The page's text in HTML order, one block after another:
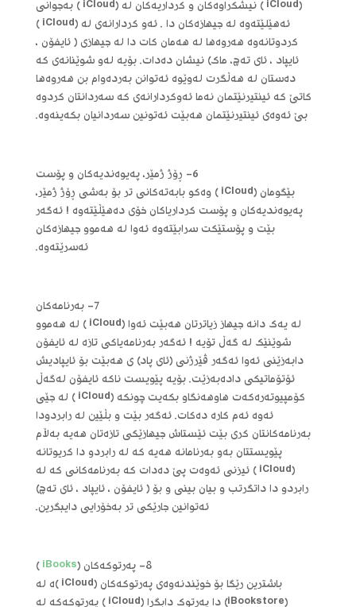
(iCloud ) نیشکراوه‌کان و کرداریه‌کان له‌ (iCloud ) به‌جوانی
ئه‌هێلێته‌وه‌ له‌ جیهازه‌کان دا . ئه‌و کردارانه‌ی له‌ (iCloud )
کردوتانه‌وه‌ هه‌روه‌ها له‌ هه‌مان کات دا له‌ جیهازی ( ئایفۆن ،
ئایپاد ، ئای ته‌چ، ماک) نیشان ده‌دات. بۆیه‌ له‌و شوێنانه‌ی که‌
ده‌ستان له‌ هه‌ڵگرت له‌وێوه‌ ئه‌توانن به‌رده‌وام بن هه‌روه‌ها
کاتێ که‌ ئینتیرنێتمان نه‌ما ئه‌وکردارانه‌ی که‌ سه‌ردانتان کردوه‌
بێ ئه‌وه‌ی ئینتیرنێتمان هه‌بێت ئه‌تونین سه‌ردانیان بکه‌ینه‌وه‌.
6- ڕۆژ ژمێر، په‌یوه‌ندیه‌کان و پۆست
بێگومان (iCloud ) وه‌کو بابه‌ته‌کانی تر بۆ به‌شی ڕۆژ ژمێر،
په‌یوه‌ندیه‌کان و پۆست کرداریاکان خۆی ده‌هێڵێته‌وه‌ ! ئه‌گه‌ر
بێت و پۆستێکت سرابێته‌وه‌ ئه‌وا له‌ هه‌موو جیهازه‌کان
ئه‌سرێته‌وه‌.
7- به‌رنامه‌کان
له‌ یه‌ک دانه‌ جیهاز زیاترتان هه‌بێت ئه‌وا (iCloud ) له‌ هه‌موو
شوێنێک له‌ گه‌ڵ تۆیه‌ ! ئه‌گه‌ر به‌رنامه‌یاکی تازه‌ له‌ ئایفۆن
دابه‌زێنی ئه‌وا ئه‌گه‌ر ڤێرژنی (ئای پاد) ی هه‌بێت بۆ ئایپادیش
ئۆتۆماتیکی داده‌به‌زێت. بۆیه‌ پێویست ناکه‌ ئایفۆن له‌گه‌ڵ
کۆمپیوته‌ره‌که‌ت هاوهه‌نگاو بکه‌یت چونکه‌ (iCloud ) له‌ جێی
ئه‌وه‌ ئه‌م کاره‌ ده‌کات. ئه‌گه‌ر بێت و بڵێین له‌ رابردودا
به‌رنامه‌کانتان کری بێت ئێستاش جیهازێکی تازه‌تان هه‌یه‌ به‌ڵام
پێویستتان به‌و به‌رنامانه‌ هه‌یه‌ که‌ له‌ رابردو دا کریوتانه‌
(iCloud ) ئیزنی ئه‌وه‌ت پێ ده‌دات که‌ به‌رنامه‌کانی که‌ له‌
رابردو دا داتگرتب و بیان بینی و بۆ ( ئایفۆن ، ئایپاد ، ئای ته‌چ)
ئه‌توانین جارێکی تر به‌خۆرایی دایبگرین.
8- په‌رتوکه‌کان ( iBooks
)
باشترین رێگا بۆ خوێندنه‌وه‌ی په‌رتوکه‌کان (iCloud )ه‌ له‌
(iBookstore) دا په‌رتوک دابگرا (iCloud ) په‌رتوکه‌که‌ له‌